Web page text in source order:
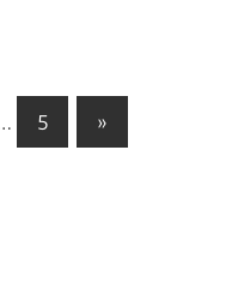
5
Next
Posts
»